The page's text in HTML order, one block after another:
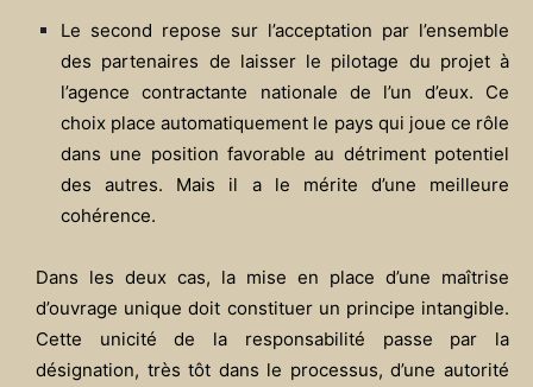
Le second repose sur l’acceptation par l’ensemble
des partenaires de laisser le pilotage du projet à
l’agence contractante nationale de l’un d’eux. Ce
choix place automatiquement le pays qui joue ce rôle
dans une position favorable au détriment potentiel
des autres. Mais il a le mérite d’une meilleure
cohérence.
Dans les deux cas, la mise en place d’une maîtrise
d’ouvrage unique doit constituer un principe intangible.
Cette unicité de la responsabilité passe par la
désignation, très tôt dans le processus, d’une autorité